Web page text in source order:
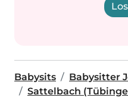
Babysits
Babysitter
Sattelbach